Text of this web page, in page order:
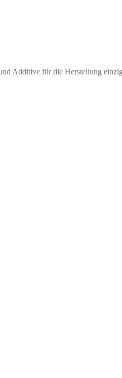
Additive für die Herstellung